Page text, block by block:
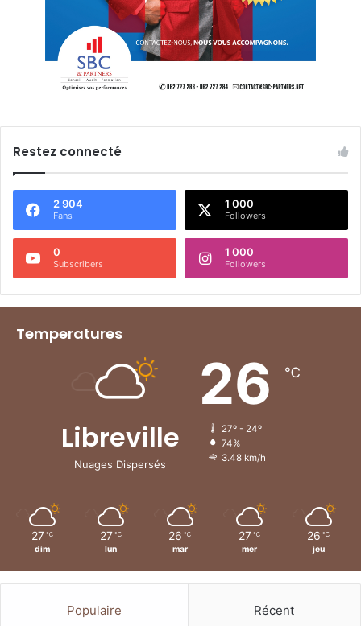
Restez connecté
2 904
Fans
1 000
Followers
0
Subscribers
1 000
Followers
Temperatures
Libreville
Nuages Dispersés
26 ℃
27º - 24º
74%
3.48 km/h
27 ℃
dim
27 ℃
lun
26 ℃
mar
27 ℃
mer
26 ℃
jeu
Populaire Récent